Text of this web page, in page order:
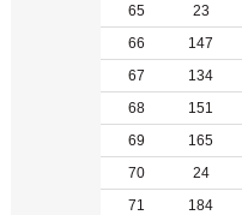
65 23
66
147
67
134
68
151
69
165
70
24
71
184